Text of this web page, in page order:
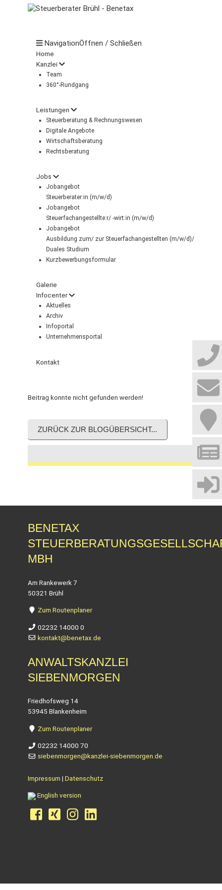
NavigationÖffnen / Schließen
Home
Kanzlei
Team
360°-Rundgang
Leistungen
Steuerberatung & Rechnungswesen
Digitale Angebote
Wirtschaftsberatung
Rechtsberatung
Jobs
Jobangebot
Steuerberater:in (m/w/d)
Jobangebot
Steuerfachangestellte:r/ -wirt:in (m/w/d)
Jobangebot
Ausbildung zum/ zur Steuerfachangestellten (m/w/d)/
Duales Studium
Kurzbewerbungsformular
Galerie
Infocenter
Aktuelles
Archiv
Infoportal
Unternehmensportal
Kontakt
Beitrag konnte nicht gefunden werden!
ZURÜCK ZUR BLOGÜBERSICHT...
BENETAX
MBH
Am Rankewerk 7
50321 Brühl
Zum Routenplaner
02232 14000 0
kontakt@benetax.de
ANWALTSKANZLEI
SIEBENMORGEN
Friedhofsweg 14
53945 Blankenheim
Zum Routenplaner
02232 14000 70
siebenmorgen@kanzlei-siebenmorgen.de
Impressum | Datenschutz
English version